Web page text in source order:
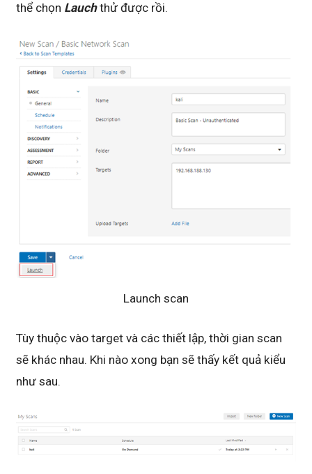
thể chọn Lauchthử được rồi.
Launch scan
Tùy thuộc vào target và các thiết lập, thời gian scan
sẽ khác nhau. Khi nào xong bạn sẽ thấy kết quả kiểu
như sau.